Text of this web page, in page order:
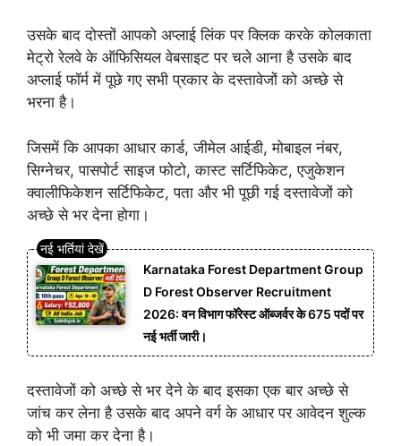
उसके बाद दोस्तों आपको अप्लाई लिंक पर क्लिक करके कोलकाता
मेट्रो रेलवे के ऑफिसियल वेबसाइट पर चले आना है उसके बाद
अप्लाई फॉर्म में पूछे गए सभी प्रकार के दस्तावेजों को अच्छे से
भरना है।
जिसमें कि आपका आधार कार्ड, जीमेल आईडी, मोबाइल नंबर,
सिग्नेचर, पासपोर्ट साइज फोटो, कास्ट सर्टिफिकेट, एजुकेशन
क्वालीफिकेशन सर्टिफिकेट, पता और भी पूछी गई दस्तावेजों को
अच्छे से भर देना होगा।
Karnataka Forest Department Group
D Forest Observer Recruitment
2026: वन विभाग फॉरेस्ट ऑब्जर्वर के 675 पदों पर
नई भर्ती जारी।
दस्तावेजों को अच्छे से भर देने के बाद इसका एक बार अच्छे से
जांच कर लेना है उसके बाद अपने वर्ग के आधार पर आवेदन शुल्क
को भी जमा कर देना है।